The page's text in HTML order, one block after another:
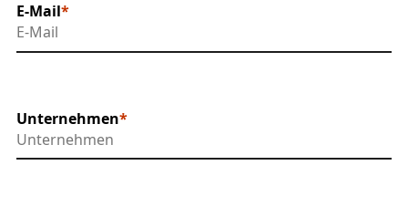
E-Mail
Unternehmen